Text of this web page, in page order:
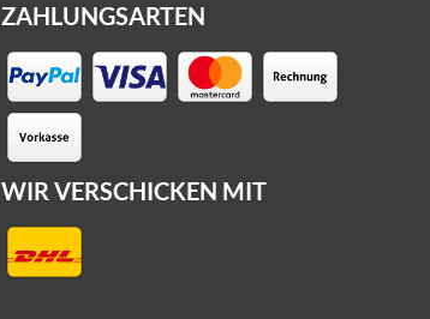
ZAHLUNGSARTEN
WIR VERSCHICKEN MIT